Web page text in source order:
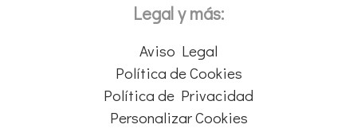
Legal y más:
Aviso Legal
Política de Cookies
Política de Privacidad
Personalizar Cookies